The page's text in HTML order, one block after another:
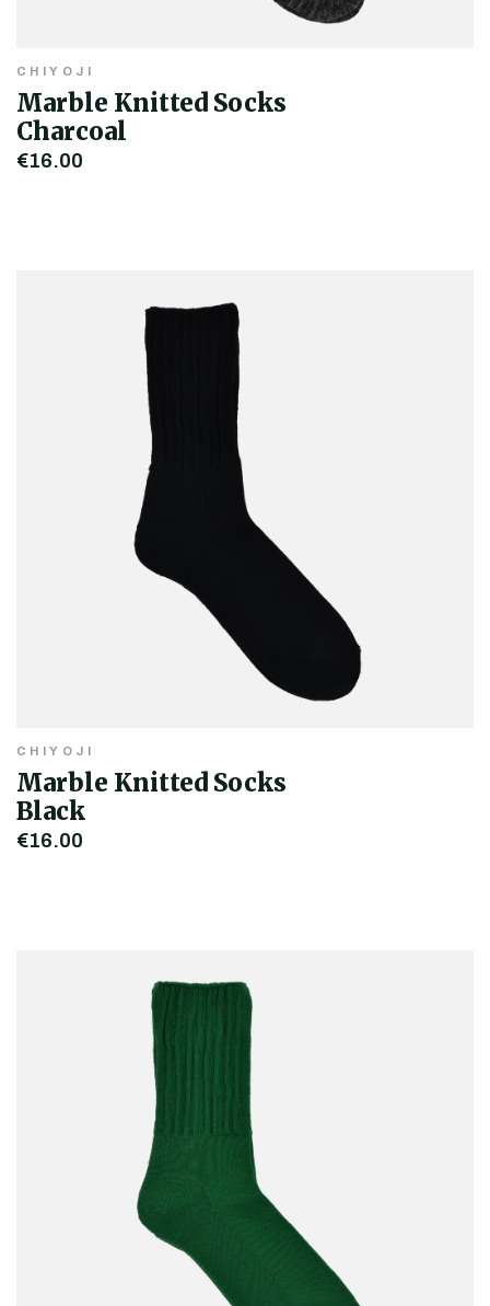
CHIYOJI
Marble Knitted Socks
Charcoal
€16,00
CHIYOJI
Marble Knitted Socks
Black
€16,00